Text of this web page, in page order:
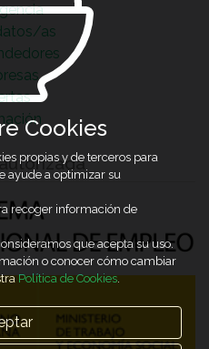
as
Cookies
propias y de terceros para
ayude a optimizar su
recoger información de
que acepta su uso.
o conocer cómo cambiar
Política de Cookies.